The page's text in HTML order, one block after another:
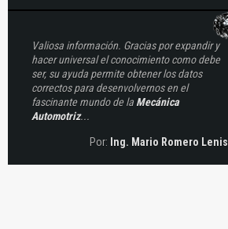
Valiosa información. Gracias por expandir y
hacer universal el conocimiento como debe
ser, su ayuda permite obtener los datos
correctos para desenvolvernos en el
fascinante mundo de la Mecánica
Automotriz...
Por: Ing. Mario Romero Lenis